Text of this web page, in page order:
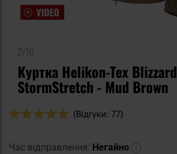
Куртка Helikon-Tex Blizzard
StormStretch - Mud Brown
Оцінка:
(Відгуки: 77)
Час відправлення: Негайно